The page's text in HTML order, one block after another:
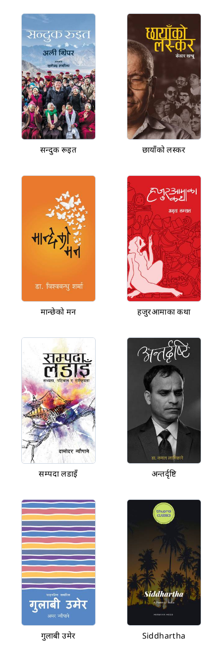
सन्दुक रूइत छायाँको लस्कर
मान्छेको मन हजुरआमाका कथा
सम्पदा लडाइँ अन्तर्दृष्टि
गुलाबी उमेर Siddhartha